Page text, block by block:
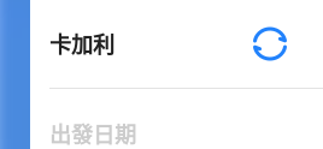
卡加利
出發日期